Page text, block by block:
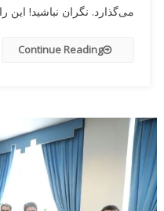
می‌گذارد. نگران نباشید! این
Continue Reading